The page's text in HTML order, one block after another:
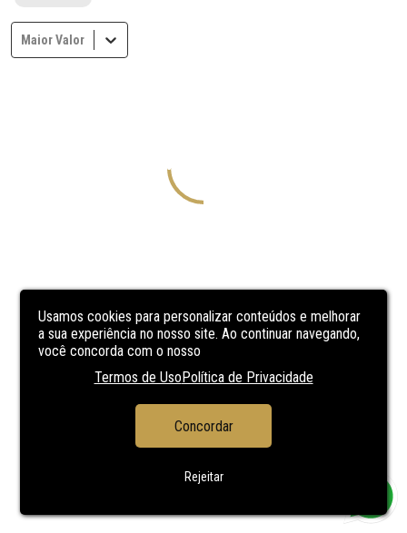
Usamos cookies para personalizar conteúdos e melhorar
a sua experiência no nosso site. Ao continuar navegando,
você concorda com o nosso
Termos de UsoPolítica de Privacidade
Concordar
Rejeitar
Maior Valor